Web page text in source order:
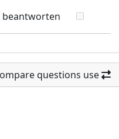
beantworten
questions use